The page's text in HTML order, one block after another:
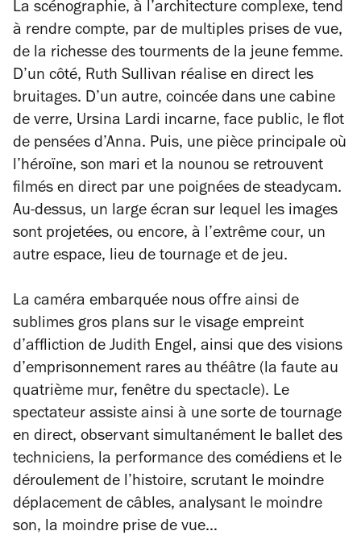
La scénographie, à l’architecture complexe, tend
à rendre compte, par de multiples prises de vue,
de la richesse des tourments de la jeune femme.
D’un côté, Ruth Sullivan réalise en direct les
bruitages. D’un autre, coincée dans une cabine
de verre, Ursina Lardi incarne, face public, le flot
de pensées d’Anna. Puis, une pièce principale où
l’héroïne, son mari et la nounou se retrouvent
filmés en direct par une poignées de steadycam.
Au-dessus, un large écran sur lequel les images
sont projetées, ou encore, à l’extrême cour, un
autre espace, lieu de tournage et de jeu.
La caméra embarquée nous offre ainsi de
sublimes gros plans sur le visage empreint
d’affliction de Judith Engel, ainsi que des visions
d’emprisonnement rares au théâtre (la faute au
quatrième mur, fenêtre du spectacle). Le
spectateur assiste ainsi à une sorte de tournage
en direct, observant simultanément le ballet des
techniciens, la performance des comédiens et le
déroulement de l’histoire, scrutant le moindre
déplacement de câbles, analysant le moindre
son, la moindre prise de vue…